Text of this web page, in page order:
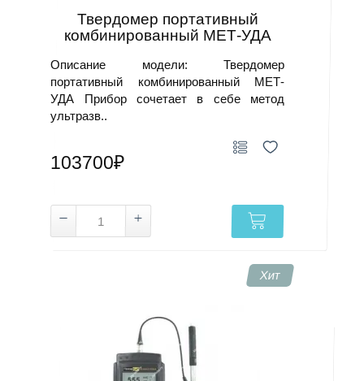
Твердомер портативный
комбинированный МЕТ-УДА
Описание модели: Твердомер
портативный комбинированный МЕТ-
УДА Прибор сочетает в себе метод
ультразв..
103700₽
Хит